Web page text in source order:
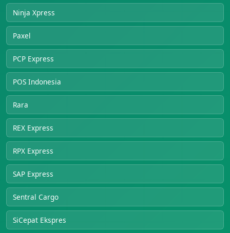
Ninja Xpress
Paxel
PCP Express
POS Indonesia
Rara
REX Express
RPX Express
SAP Express
Sentral Cargo
SiCepat Ekspres